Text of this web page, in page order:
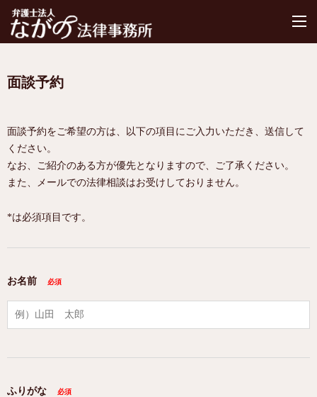
面談予約
面談予約をご希望の方は、以下の項目にご入力いただき、送信して
ください。
なお、ご紹介のある方が優先となりますので、ご了承ください。
また、メールでの法律相談はお受けしておりません。
*は必須項目です。
お名前
ふりがな